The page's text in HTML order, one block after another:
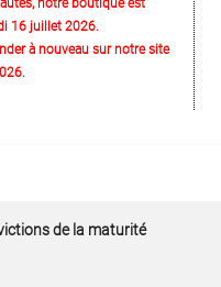
notre boutique est
16 juillet 2026.
à nouveau sur notre site
de la maturité